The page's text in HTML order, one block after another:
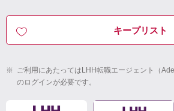
キープリスト
※ ご利用にあたってはLHH転職エージェント（
のログインが必要です。